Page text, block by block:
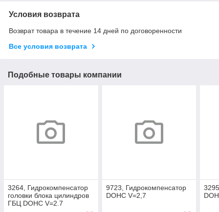
Условия возврата
Возврат товара в течение 14 дней по договоренности
Все условия возврата
Подобные товары компании
3264, Гидрокомпенсатор
головки блока цилиндров
ГБЦ DOHC V=2.7
9723, Гидрокомпенсатор
DOHC V=2,7